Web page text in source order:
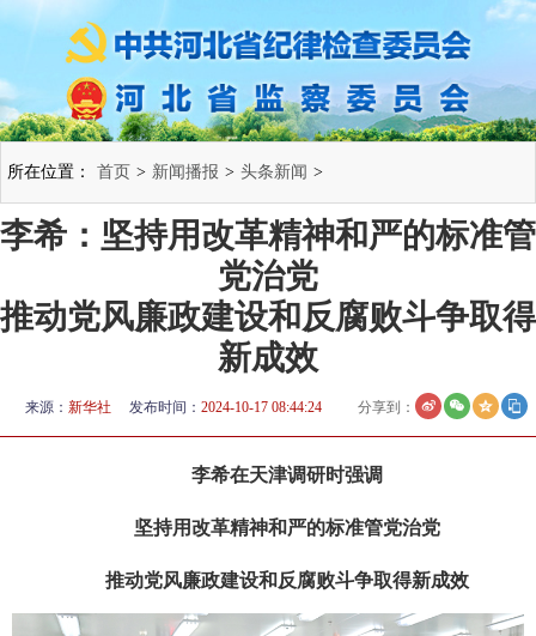
所在位置： 首页 > 新闻播报 > 头条新闻 >
李希：坚持用改革精神和严的标准管
党治党
推动党风廉政建设和反腐败斗争取得
新成效
来源： 新华社 发布时间： 2024-10-17 08:44:24 分享到：
李希在天津调研时强调
坚持用改革精神和严的标准管党治党
推动党风廉政建设和反腐败斗争取得新成效